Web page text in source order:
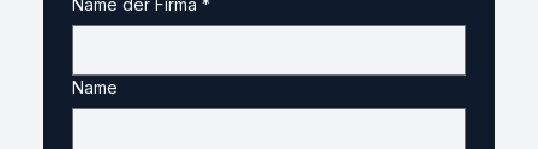
Name der Firma *
Name